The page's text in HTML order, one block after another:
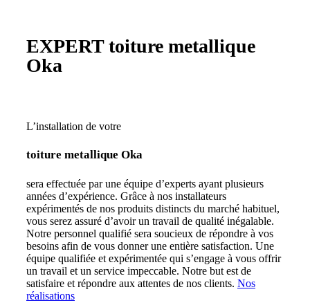
EXPERTtoiture metallique
Oka
L’installation de votre
toiture metallique Oka
sera effectuée par une équipe d’experts ayant plusieurs
années d’expérience. Grâce à nos installateurs
expérimentés de nos produits distincts du marché habituel,
vous serez assuré d’avoir un travail de qualité inégalable.
Notre personnel qualifié sera soucieux de répondre à vos
besoins afin de vous donner une entière satisfaction. Une
équipe qualifiée et expérimentée qui s’engage à vous offrir
un travail et un service impeccable. Notre but est de
satisfaire et répondre aux attentes de nos clients. Nos
réalisations